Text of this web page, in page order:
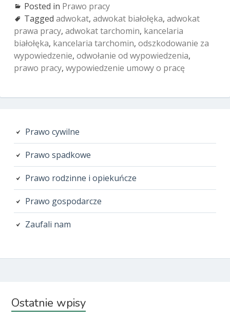
Posted in Prawo pracy
Tagged adwokat, adwokat białołęka, adwokat
prawa pracy, adwokat tarchomin, kancelaria
białołęka, kancelaria tarchomin, odszkodowanie za
wypowiedzenie, odwołanie od wypowiedzenia,
prawo pracy, wypowiedzenie umowy o pracę
Primary
Sidebar
Prawo cywilne
Prawo spadkowe
Prawo rodzinne i opiekuńcze
Prawo gospodarcze
Zaufali nam
Subsidiary
Ostatnie wpisy